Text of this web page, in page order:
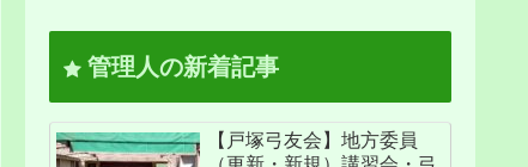
管理人の新着記事
【戸塚弓友会】地方委員